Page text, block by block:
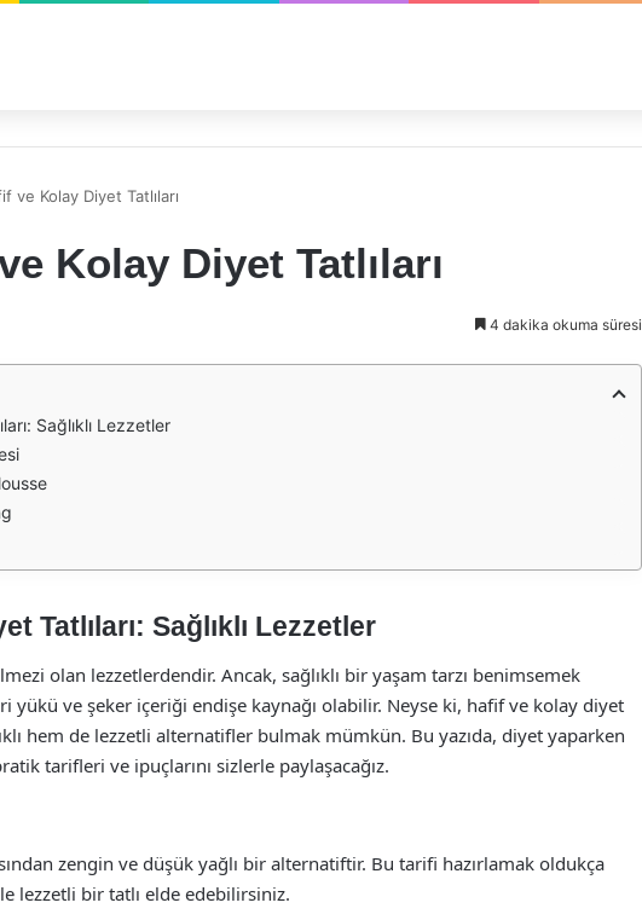
ve Kolay Diyet Tatlıları
Kolay Diyet Tatlıları
4 dakika okuma süresi
Sağlıklı Lezzetler
Tatlıları: Sağlıklı Lezzetler
olan lezzetlerdendir. Ancak, sağlıklı bir yaşam tarzı benimsemek
yükü ve şeker içeriği endişe kaynağı olabilir. Neyse ki, hafif ve kolay diyet
hem de lezzetli alternatifler bulmak mümkün. Bu yazıda, diyet yaparken
tarifleri ve ipuçlarını sizlerle paylaşacağız.
zengin ve düşük yağlı bir alternatiftir. Bu tarifi hazırlamak oldukça
lezzetli bir tatlı elde edebilirsiniz.